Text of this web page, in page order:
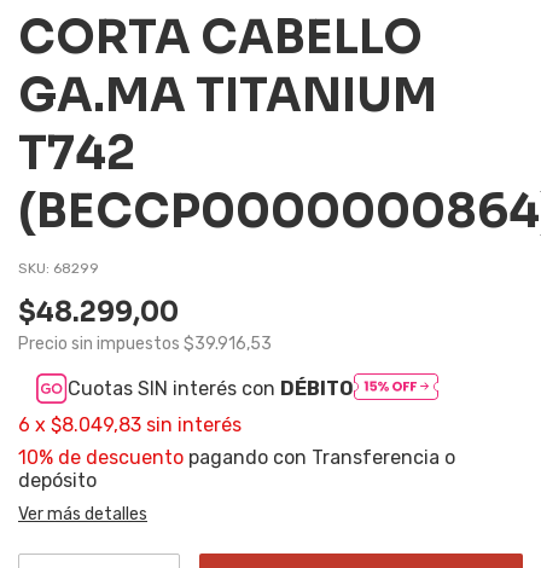
CORTA CABELLO
GA.MA TITANIUM
T742
SKU: 68299
$48.299,00
Precio sin impuestos $39.916,53
Cuotas SIN interés con DÉBITO
6 x $8.049,83 sin interés
10% de descuento pagando con Transferencia o
depósito
Ver más detalles